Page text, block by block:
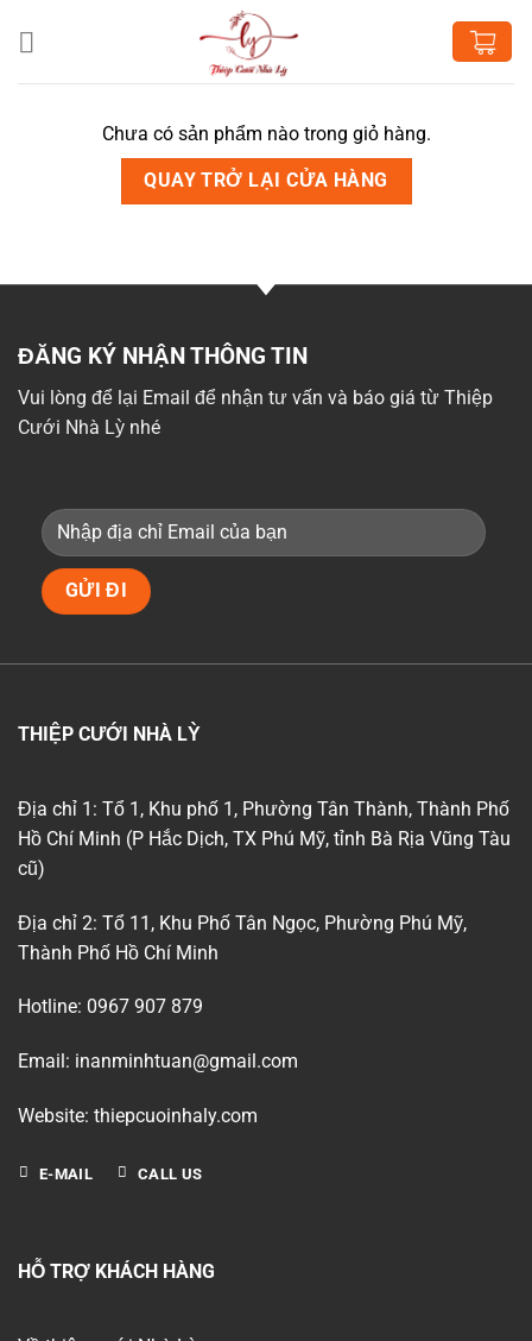
Chưa có sản phẩm nào trong giỏ hàng.
QUAY TRỞ LẠI CỬA HÀNG
ĐĂNG KÝ NHẬN THÔNG TIN
Vui lòng để lại Email để nhận tư vấn và báo giá từ Thiệp
Cưới Nhà Lỳ nhé
THIỆP CƯỚI NHÀ LỲ
Địa chỉ 1: Tổ 1, Khu phố 1, Phường Tân Thành, Thành Phố
Hồ Chí Minh (P Hắc Dịch, TX Phú Mỹ, tỉnh Bà Rịa Vũng Tàu
cũ)
Địa chỉ 2: Tổ 11, Khu Phố Tân Ngọc, Phường Phú Mỹ,
Thành Phố Hồ Chí Minh
Hotline: 0967 907 879
Email: inanminhtuan@gmail.com
Website: thiepcuoinhaly.com
E-MAIL CALL US
HỖ TRỢ KHÁCH HÀNG